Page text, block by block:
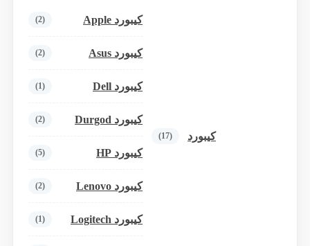
کیبورد (17)
کیبورد Apple (2)
کیبورد Asus (2)
کیبورد Dell (1)
کیبورد Durgod (2)
کیبورد HP (5)
کیبورد Lenovo (2)
کیبورد Logitech (1)